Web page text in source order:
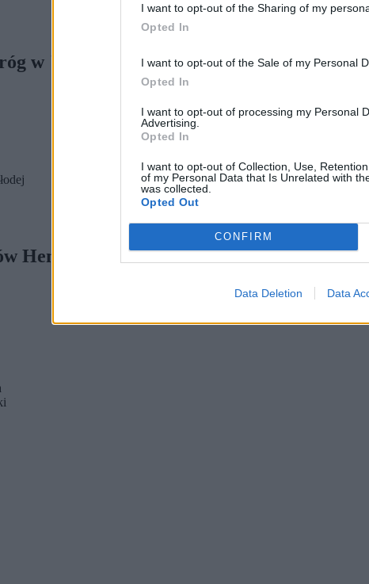
I want to opt-out of the Sharing of my
Opted In
I want to opt-out of the Sale of my Personal
Opted In
I want to opt-out of processing my Personal
Advertising.
Opted In
I want to opt-out of Collection, Use,
of my Personal Data that Is Unrelated with
was collected.
Opted Out
CONFIRM
Data Deletion Data
w "Weselu" Wyspiańskiego?
Henryka Sienkiewicza spalił